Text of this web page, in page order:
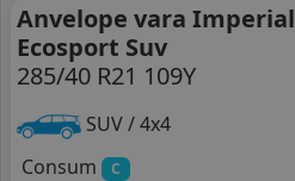
Anvelope vara Imperial
Ecosport Suv
285/40 R21 109Y
SUV / 4x4
Consum
C